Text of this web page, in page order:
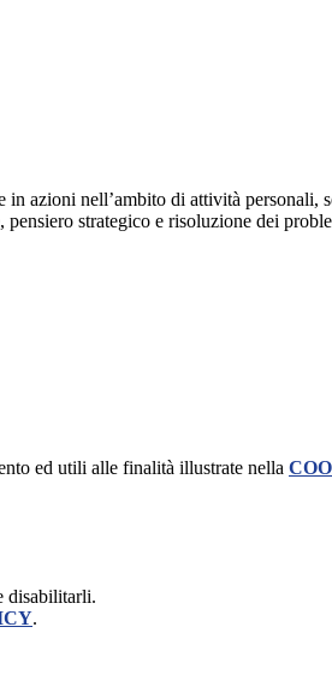
azioni nell’ambito di attività
strategico e risoluzione dei
ed utili alle finalità illustrate nella
disabilitarli.
.